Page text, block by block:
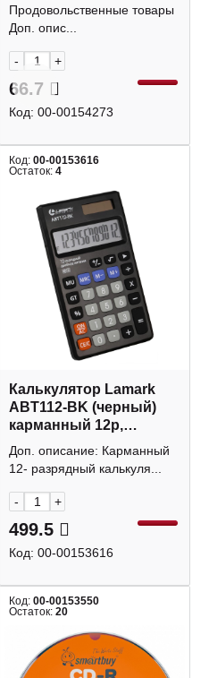
Продовольственные товары
Доп. опис...
- +
66.7
Код: 00-00154273
Код: 00-00153616
Остаток: 4
Калькулятор Lamark
ABT112-BK (черный)
карманный 12р,
крышка
Доп. описание: Карманный
12- разрядный калькуля...
- +
499.5
Код: 00-00153616
Код: 00-00153550
Остаток: 20